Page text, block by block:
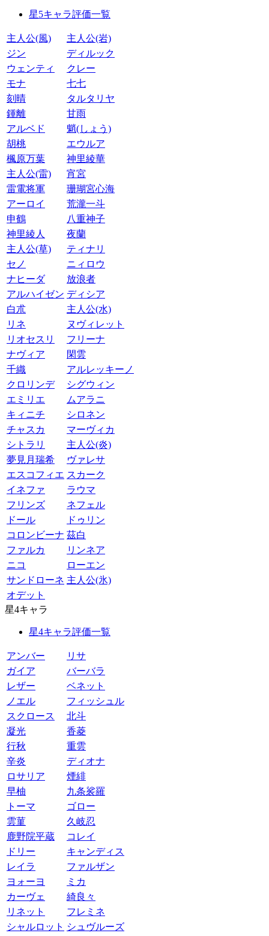
星5キャラ評価一覧
主人公(風)
主人公(岩)
ジン
ディルック
ウェンティ
クレー
モナ
七七
刻晴
タルタリヤ
鍾離
甘雨
アルベド
魈(しょう)
胡桃
エウルア
楓原万葉
神里綾華
主人公(雷)
宵宮
雷電将軍
珊瑚宮心海
アーロイ
荒瀧一斗
申鶴
八重神子
神里綾人
夜蘭
主人公(草)
ティナリ
セノ
ニィロウ
ナヒーダ
放浪者
アルハイゼン ディシア
白朮
主人公(水)
リネ
ヌヴィレット
リオセスリ
フリーナ
ナヴィア
閑雲
千織
アルレッキーノ
クロリンデ
シグウィン
エミリエ
ムアラニ
キィニチ
シロネン
チャスカ
マーヴィカ
シトラリ
主人公(炎)
夢見月瑞希
ヴァレサ
エスコフィエ スカーク
イネファ
ラウマ
フリンズ
ネフェル
ドール
ドゥリン
コロンビーナ 茲白
ファルカ
リンネア
ニコ
ローエン
サンドローネ 主人公(氷)
オデット
星4キャラ
星4キャラ評価一覧
アンバー
リサ
ガイア
バーバラ
レザー
ベネット
ノエル
フィッシュル
スクロース
北斗
凝光
香菱
行秋
重雲
辛炎
ディオナ
ロサリア
煙緋
早柚
九条裟羅
トーマ
ゴロー
雲菫
久岐忍
鹿野院平蔵
コレイ
ドリー
キャンディス
レイラ
ファルザン
ヨォーヨ
ミカ
カーヴェ
綺良々
リネット
フレミネ
シャルロット シュヴルーズ